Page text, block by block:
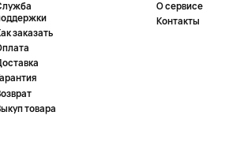
заказать
товара
О сервисе
Контакты